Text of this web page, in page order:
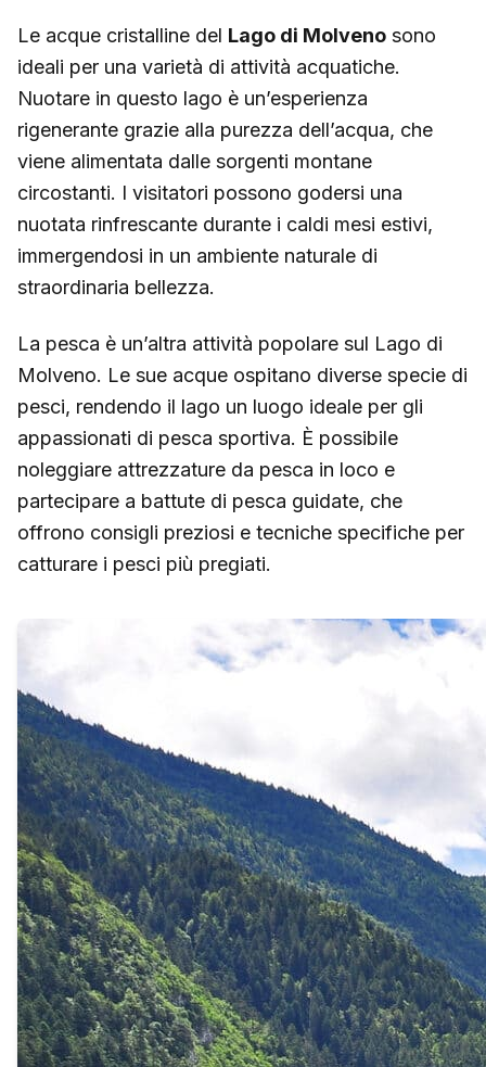
Le acque cristalline del Lago di Molveno sono
ideali per una varietà di attività acquatiche.
Nuotare in questo lago è un’esperienza
rigenerante grazie alla purezza dell’acqua, che
viene alimentata dalle sorgenti montane
circostanti. I visitatori possono godersi una
nuotata rinfrescante durante i caldi mesi estivi,
immergendosi in un ambiente naturale di
straordinaria bellezza.
La pesca è un’altra attività popolare sul Lago di
Molveno. Le sue acque ospitano diverse specie di
pesci, rendendo il lago un luogo ideale per gli
appassionati di pesca sportiva. È possibile
noleggiare attrezzature da pesca in loco e
partecipare a battute di pesca guidate, che
offrono consigli preziosi e tecniche specifiche per
catturare i pesci più pregiati.